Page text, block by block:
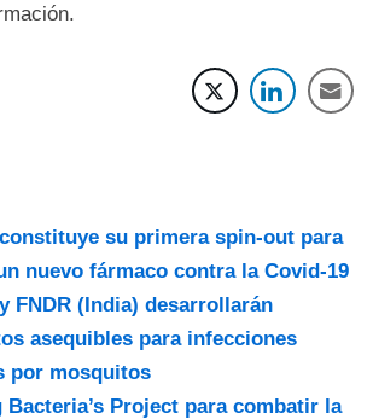
su primera spin-out para
nuevo fármaco contra la Covid-19
FNDR (India) desarrollarán
asequibles para infecciones
por mosquitos
Bacteria’s Project para combatir la